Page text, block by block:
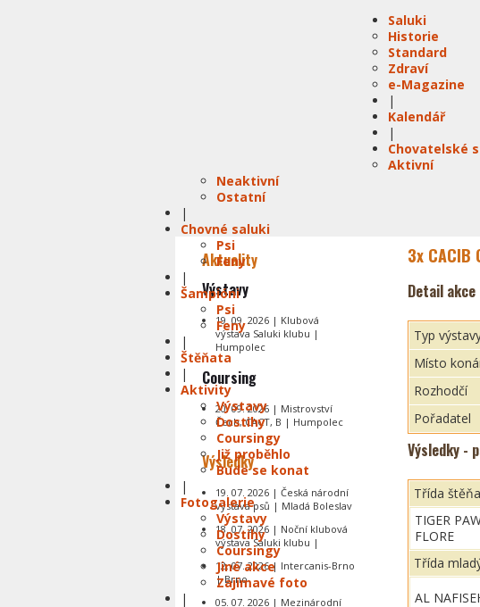
Saluki
Historie
Standard
Zdraví
e-Magazine
|
Kalendář
|
Chovatelské
Aktivní
Neaktivní
Ostatní
|
Chovné saluki
Psi
Feny
|
Šampióni
Psi
Feny
|
Štěňata
|
Aktivity
Výstavy
Dostihy
Coursingy
Již proběhlo
Bude se konat
|
Fotogalerie
Výstavy
Dostihy
Coursingy
Jiné akce
Zajímavé foto
|
3x CACIB
Detail akce
Typ
Místo
Rozhodčí
Pořadatel
Výsledky -
Třída
TIGER
FLORE
Třída
AL
Aktuality
Výstavy
19. 09. 2026 | Klubová
výstava Saluki klubu |
Humpolec
Coursing
20. 09. 2026 | Mistrovství
Čech, CACT, B | Humpolec
Výsledky
19. 07. 2026 | Česká národní
výstava psů | Mladá Boleslav
18. 07. 2026 | Noční klubová
výstava Saluki klubu |
12. 07. 2026 | Intercanis-Brno
| Brno
05. 07. 2026 | Mezinárodní